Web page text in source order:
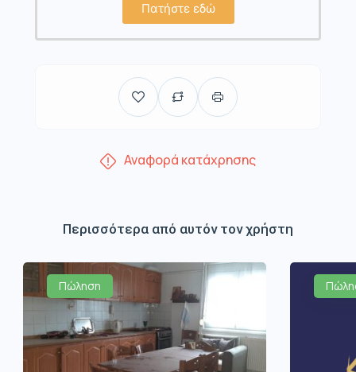
Πατήστε εδώ
Αναφορά κατάχρησης
Περισσότερα από αυτόν τον χρήστη
Πώληση